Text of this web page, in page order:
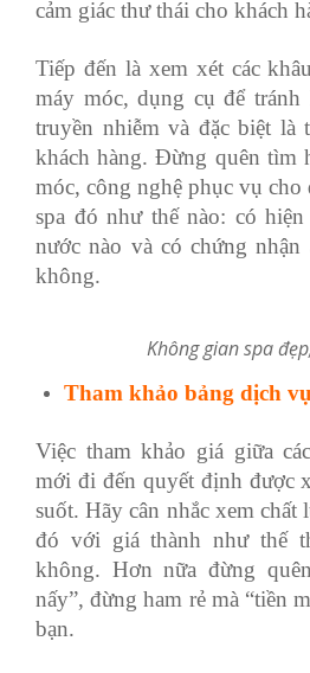
cảm giác thư thái cho khách
Tiếp đến là xem xét các
máy móc, dụng cụ để tránh
truyền nhiễm và đặc biệt là
khách hàng. Đừng quên tìm
móc, công nghệ phục vụ cho
spa đó như thế nào: có
nước nào và có chứng
không.
Không gian spa
Tham khảo bảng dịch
Việc tham khảo giá giữa
mới đi đến quyết định được
suốt. Hãy cân nhắc xem chất
đó với giá thành như thế
không. Hơn nữa đừng
nấy”, đừng ham rẻ mà “tiền
bạn.